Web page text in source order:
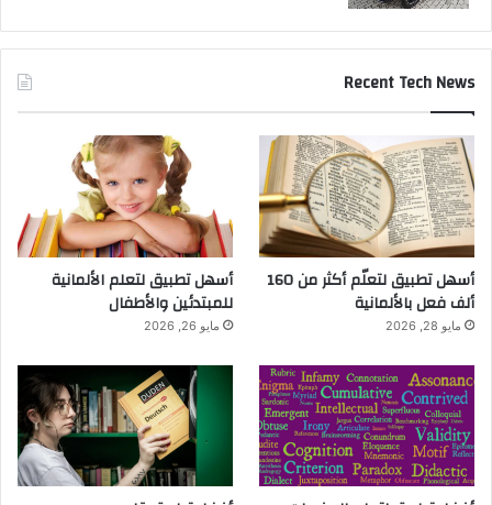
Recent Tech News
أسهل تطبيق لتعلّم أكثر من 160
ألف فعل بالألمانية
مايو 28, 2026
أسهل تطبيق لتعلم الألمانية
للمبتدئين والأطفال
مايو 26, 2026